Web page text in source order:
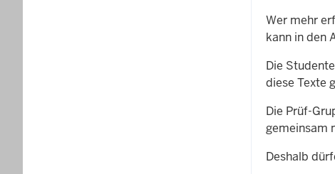
Wer mehr
kann in den
Die
diese Texte
Die Prüf-
gemeinsam
Deshalb